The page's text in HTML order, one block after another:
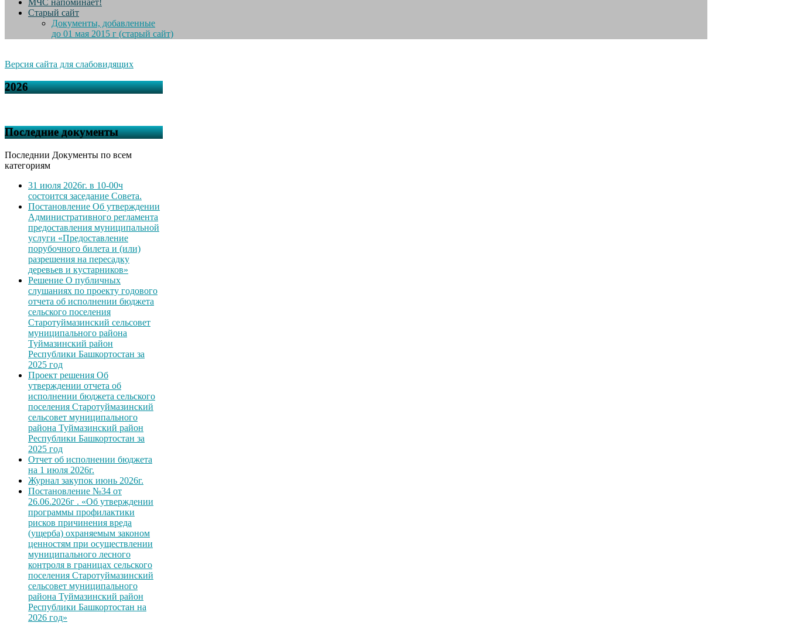
МЧС напоминает!
Старый сайт
Документы, добавленные
до 01 мая 2015 г (старый сайт)
Версия сайта для слабовидящих
2026
Последние документы
Последнии Документы по всем
категориям
31 июля 2026г. в 10-00ч
состоится заседание Совета.
Постановление Об утверждении
Административного регламента
предоставления муниципальной
услуги «Предоставление
порубочного билета и (или)
разрешения на пересадку
деревьев и кустарников»
Решение О публичных
слушаниях по проекту годового
отчета об исполнении бюджета
сельского поселения
Старотуймазинский сельсовет
муниципального района
Туймазинский район
Республики Башкортостан за
2025 год
Проект решения Об
утверждении отчета об
исполнении бюджета сельского
поселения Старотуймазинский
сельсовет муниципального
района Туймазинский район
Республики Башкортостан за
2025 год
Отчет об исполнении бюджета
на 1 июля 2026г.
Журнал закупок июнь 2026г.
Постановление №34 от
26.06.2026г . «Об утверждении
программы профилактики
рисков причинения вреда
(ущерба) охраняемым законом
ценностям при осуществлении
муниципального лесного
контроля в границах сельского
поселения Старотуймазинский
сельсовет муниципального
района Туймазинский район
Республики Башкортостан на
2026 год»